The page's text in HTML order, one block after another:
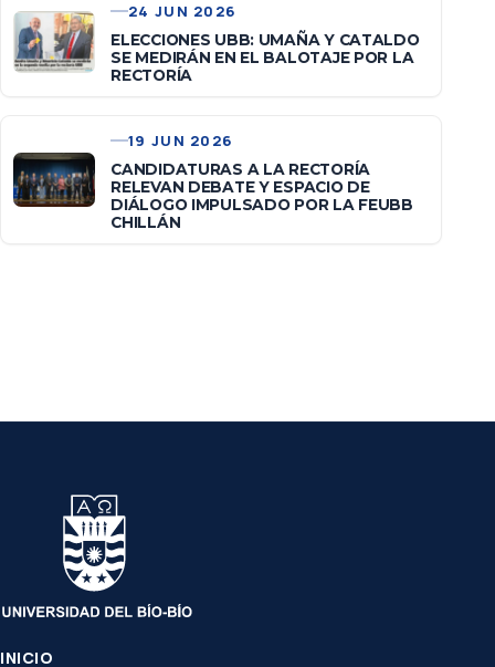
24 JUN 2026
ELECCIONES UBB: UMAÑA Y CATALDO
SE MEDIRÁN EN EL BALOTAJE POR LA
RECTORÍA
19 JUN 2026
CANDIDATURAS A LA RECTORÍA
RELEVAN DEBATE Y ESPACIO DE
DIÁLOGO IMPULSADO POR LA FEUBB
CHILLÁN
INICIO